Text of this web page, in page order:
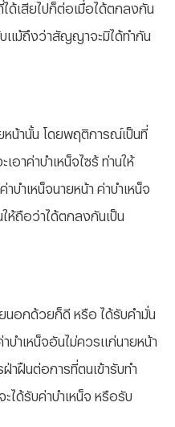
ได้เสียไปก็ต่อเมื่อได้ตกลงกัน
บแม้ถึงว่าสัญญาจะมิได้ทำกัน
หน้านั้น โดยพฤติการณ์เป็นที่
อาค่าบำเหน็จไซร้ ท่านให้
บำเหน็จนายหน้า ค่าบำเหน็จ
ห้ถือว่าได้ตกลงกันเป็น
นอกด้วยก็ดี หรือ ได้รับคำมั่น
บำเหน็จอันไม่ควรแก่นายหน้า
าฝืนต่อการที่ตนเข้ารับทำ
ะได้รับค่าบำเหน็จ หรือรับ